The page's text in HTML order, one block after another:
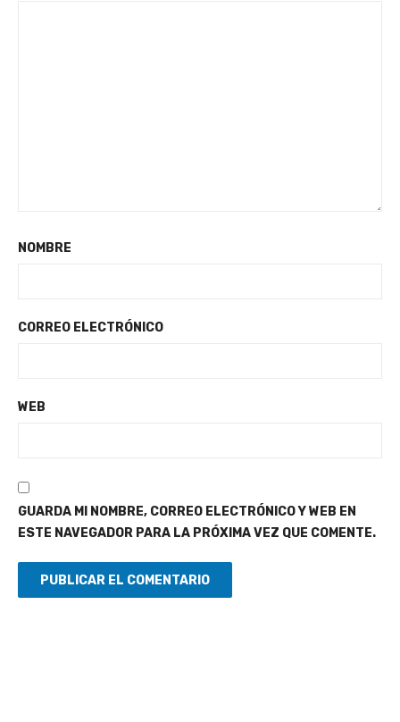
NOMBRE
CORREO ELECTRÓNICO
WEB
GUARDA MI NOMBRE, CORREO ELECTRÓNICO Y WEB EN
ESTE NAVEGADOR PARA LA PRÓXIMA VEZ QUE COMENTE.